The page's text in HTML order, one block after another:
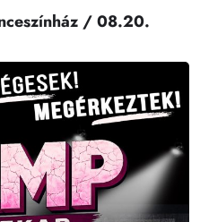
/ 08.20.